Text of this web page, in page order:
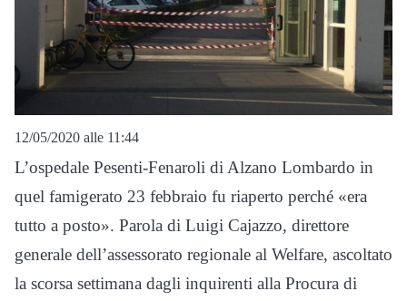
12/05/2020 alle 11:44
L’ospedale Pesenti-Fenaroli di Alzano Lombardo in
quel famigerato 23 febbraio fu riaperto perché «era
tutto a posto». Parola di Luigi Cajazzo, direttore
generale dell’assessorato regionale al Welfare, ascoltato
la scorsa settimana dagli inquirenti alla Procura di